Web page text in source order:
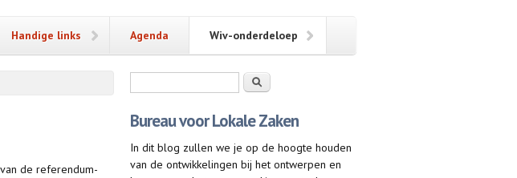
Handige links Agenda Wiv-onderdeloep
de referendum-
Zoeken
Bureau voor Lokale Zaken
In dit blog zullen we je op de hoogte houden
van de ontwikkelingen bij het ontwerpen en